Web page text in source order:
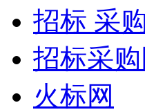
招标 采
招标采购
火标网